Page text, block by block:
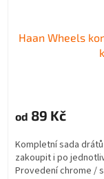
Haan Wheels
od 89 Kč
Kompletní sada
zakoupit i po
Provedení chrome /